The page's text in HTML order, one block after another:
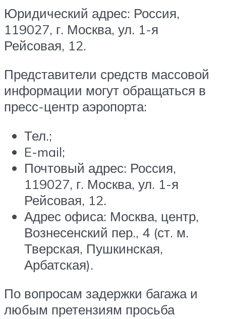
Юридический адрес: Россия,
119027, г. Москва, ул. 1-я
Рейсовая, 12.
Представители средств массовой
информации могут обращаться в
пресс-центр аэропорта:
Тел.;
E-mail;
Почтовый адрес: Россия,
119027, г. Москва, ул. 1-я
Рейсовая, 12.
Адрес офиса: Москва, центр,
Вознесенский пер., 4 (ст. м.
Тверская, Пушкинская,
Арбатская).
По вопросам задержки багажа и
любым претензиям просьба